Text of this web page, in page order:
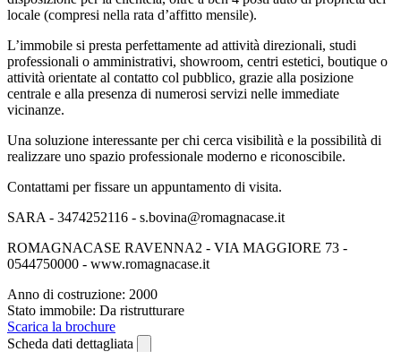
locale (compresi nella rata d’affitto mensile).
L’immobile si presta perfettamente ad attività direzionali, studi
professionali o amministrativi, showroom, centri estetici, boutique o
attività orientate al contatto col pubblico, grazie alla posizione
centrale e alla presenza di numerosi servizi nelle immediate
vicinanze.
Una soluzione interessante per chi cerca visibilità e la possibilità di
realizzare uno spazio professionale moderno e riconoscibile.
Contattami per fissare un appuntamento di visita.
SARA - 3474252116 - s.bovina@romagnacase.it
ROMAGNACASE RAVENNA2 - VIA MAGGIORE 73 -
0544750000 - www.romagnacase.it
Anno di costruzione: 2000
Stato immobile: Da ristrutturare
Scarica la brochure
Scheda dati dettagliata